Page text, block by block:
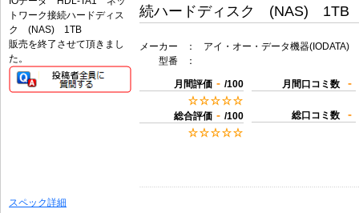
販売を終了させて頂きまし
た。
続ハードディスク (NAS) 1TB
メーカー ：
アイ・オー・データ機器(IODATA)
型番
：
月間評価 - /100
総合評価 - /100
月間口コミ数 -
総口コミ数 -
スペック詳細